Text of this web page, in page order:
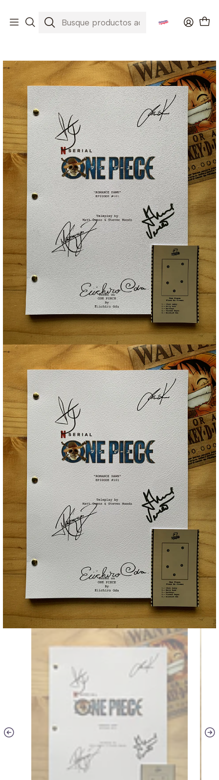
Inicio Series One Piece live action - 01